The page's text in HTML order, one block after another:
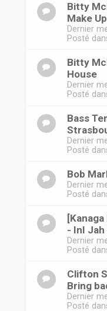
Bitty
Make Up
Dernier
Posté
Bitty
House
Dernier
Posté
Bass
Dernier
Posté
Bob
Dernier
Posté
- InI
Dernier
Posté
Clifton
Bring
Dernier
Posté